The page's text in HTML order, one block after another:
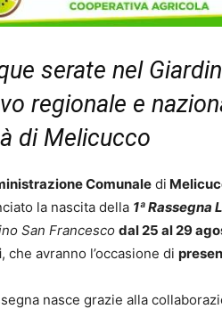
serate nel
regionale e
di Melicucco
Comunale di
la nascita della 1ª
San Francesco dal 25 al 29
, che avranno l’occasione di
nasce grazie alla